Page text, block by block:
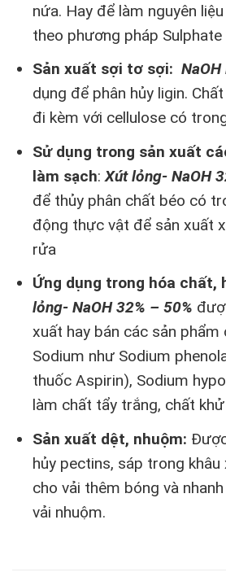
nứa. Hay để làm nguyên
theo phương pháp Sulphate
Sản xuất sợi tơ sợi:
dụng để phân hủy ligin.
đi kèm với cellulose có
Sử dụng trong sản xuất
làm sạch:Xút lỏng- NaOH
để thủy phân chất béo có
động thực vật để sản xuất
rửa
Ứng dụng trong hóa chất,
lỏng- NaOH 32% – 50%
xuất hay bán các sản
Sodium như Sodium
thuốc Aspirin), Sodium
làm chất tẩy trắng, chất
Sản xuất dệt, nhuộm:
hủy pectins, sáp trong khâu
cho vải thêm bóng và
vải nhuộm.